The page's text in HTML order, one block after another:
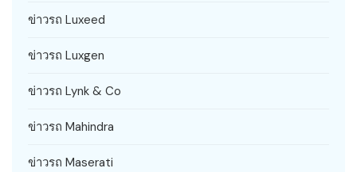
ข่าวรถ Luxeed
ข่าวรถ Luxgen
ข่าวรถ Lynk & Co
ข่าวรถ Mahindra
ข่าวรถ Maserati